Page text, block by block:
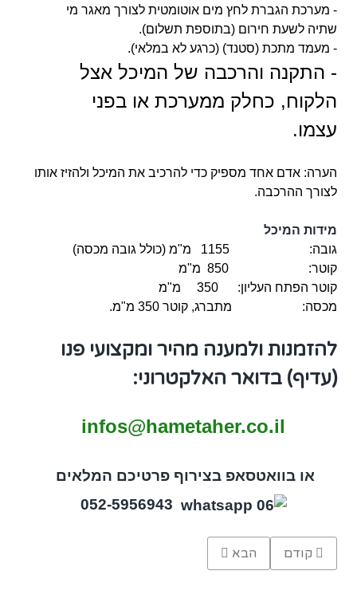
- מערכת הגברת לחץ מים אוטומטית לצורך מאגר מי
שתיה לשעת חירום (בתוספת תשלום).
- מעמד מתכת (סטנד) (כרגע לא במלאי).
- התקנה והרכבה של המיכל אצל
הלקוח, כחלק ממערכת או בפני
עצמו.
הערה: אדם אחד מספיק כדי להרכיב את המיכל ולהזיז אותו
לצורך ההרכבה.
מידות המיכל
גובה: 1155 מ"מ (כולל גובה מכסה)
קוטר: 850 מ"מ
קוטר הפתח העליון: 350 מ"מ
מכסה: מתברג, קוטר 350 מ"מ.
להזמנות ולמענה מהיר ומקצועי פנו
(עדיף) בדואר האלקטרוני:
infos@hametaher.co.il
או בוואטסאפ בצירוף פרטיכם המלאים
Previous article: מיכל 100 ליטר עבור מי שתיה וקציר מי גשם
קודם Next article: מיכל אגירה 200 ליטר ל-מי שתיה, גשם,
הבא